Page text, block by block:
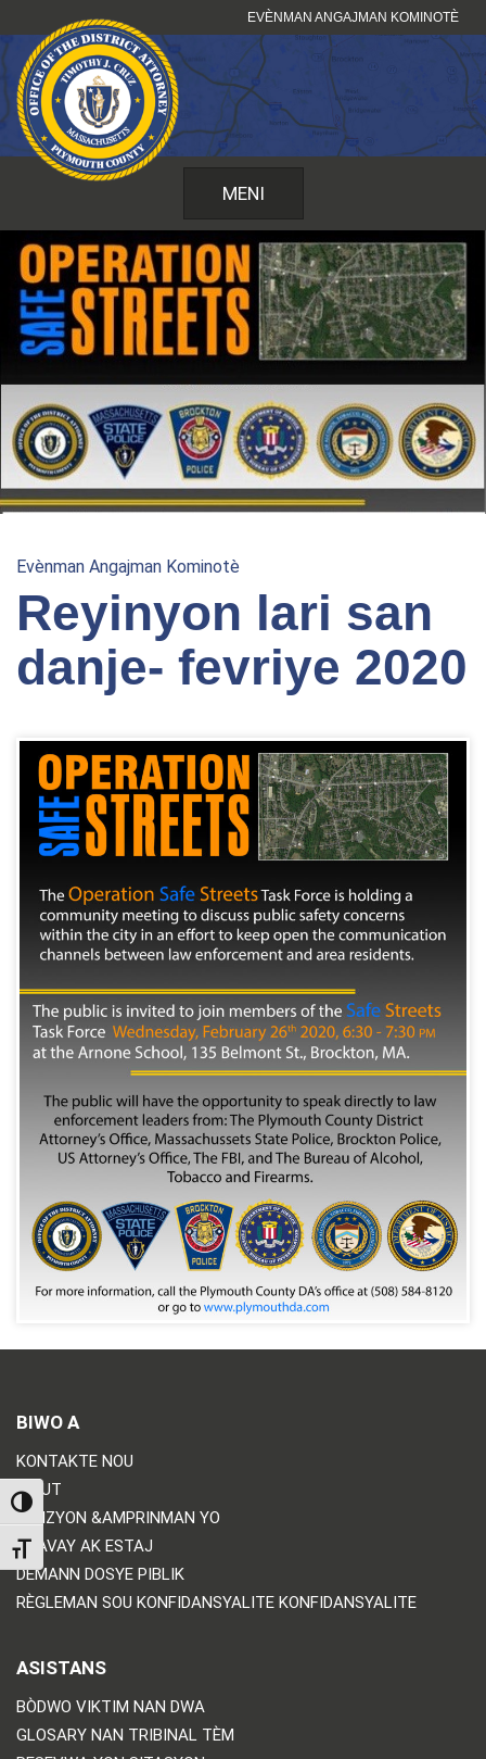
TOGGLE HIGH CONTRAST
TOGGLE FONT SIZE
kontni
EVÈNMAN ANGAJMAN KOMINOTÈ
MENI
Evènman Angajman Kominotè
Reyinyon lari san
danje- fevriye 2020
BIWO A
KONTAKTE NOU
WOUT
DIVIZYON &AMPRINMAN YO
TRAVAY AK ESTAJ
DEMANN DOSYE PIBLIK
RÈGLEMAN SOU KONFIDANSYALITE KONFIDANSYALITE
ASISTANS
BÒDWO VIKTIM NAN DWA
GLOSARY NAN TRIBINAL TÈM